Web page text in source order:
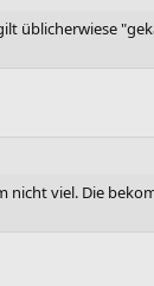
üblicherwiese
viel. Die